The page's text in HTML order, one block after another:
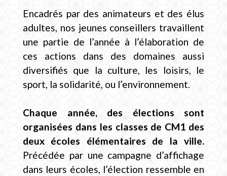
Encadrés par des animateurs et des élus
adultes, nos jeunes conseillers travaillent
une partie de l’année à l’élaboration de
ces actions dans des domaines aussi
diversifiés que la culture, les loisirs, le
sport, la solidarité, ou l’environnement.
Chaque année, des élections sont
organisées dans les classes de CM1 des
deux écoles élémentaires de la ville.
Précédée par une campagne d’affichage
dans leurs écoles, l’élection ressemble en